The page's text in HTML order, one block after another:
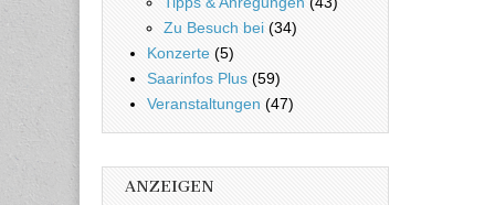
Zu Besuch bei (34)
Konzerte (5)
Saarinfos Plus (59)
Veranstaltungen (47)
ANZEIGEN